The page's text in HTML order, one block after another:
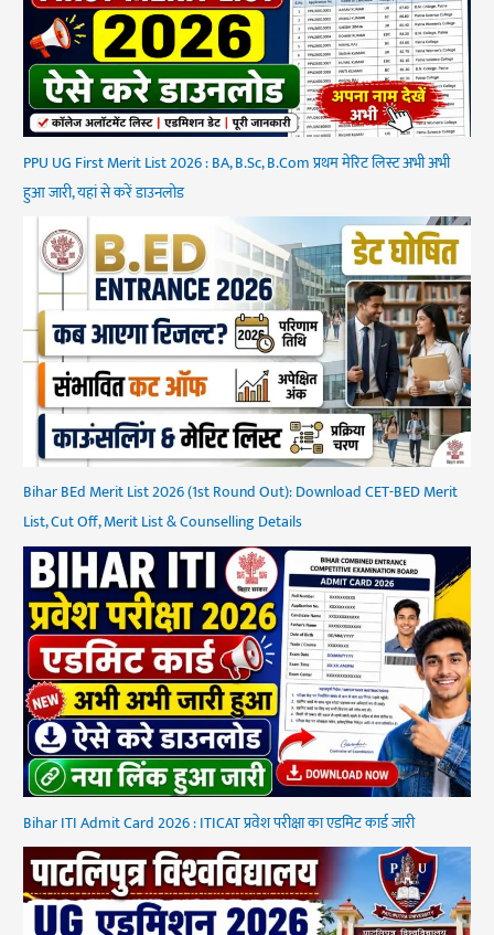
PPU UG First Merit List 2026 : BA, B.Sc, B.Com प्रथम मेरिट लिस्ट अभी अभी
हुआ जारी, यहां से करें डाउनलोड
Bihar BEd Merit List 2026 (1st Round Out): Download CET-BED Merit
List, Cut Off, Merit List & Counselling Details
Bihar ITI Admit Card 2026 : ITICAT प्रवेश परीक्षा का एडमिट कार्ड जारी